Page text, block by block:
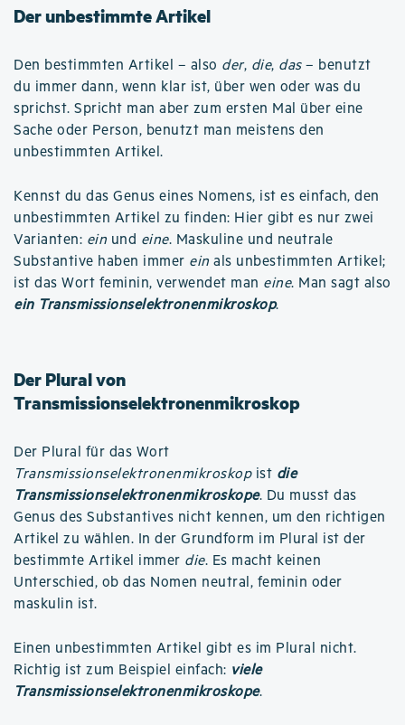
Der unbestimmte Artikel
Den bestimmten Artikel – also der, die, das– benutzt
du immer dann, wenn klar ist, über wen oder was du
sprichst. Spricht man aber zum ersten Mal über eine
Sache oder Person, benutzt man meistens den
unbestimmten Artikel.
Kennst du das Genus eines Nomens, ist es einfach, den
unbestimmten Artikel zu finden: Hier gibt es nur zwei
Varianten: ein und eine. Maskuline und neutrale
Substantive haben immer ein als unbestimmten Artikel;
ist das Wort feminin, verwendet man eine. Man sagt also
ein Transmissionselektronenmikroskop.
Der Plural von
Transmissionselektronenmikroskop
Der Plural für das Wort
Transmissionselektronenmikroskopist die
Transmissionselektronenmikroskope. Du musst das
Genus des Substantives nicht kennen, um den richtigen
Artikel zu wählen. In der Grundform im Plural ist der
bestimmte Artikel immer die. Es macht keinen
Unterschied, ob das Nomen neutral, feminin oder
maskulin ist.
Einen unbestimmten Artikel gibt es im Plural nicht.
Richtig ist zum Beispiel einfach: viele
Transmissionselektronenmikroskope.